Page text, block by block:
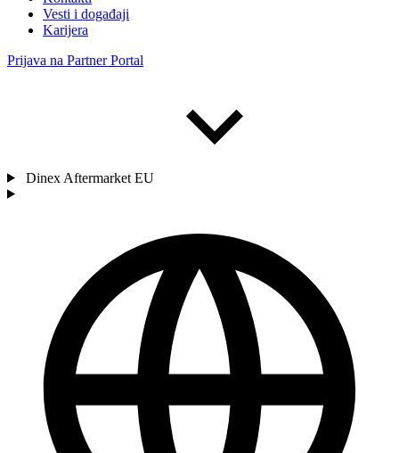
Vesti i događaji
Karijera
Prijava na Partner Portal
Dinex Aftermarket EU